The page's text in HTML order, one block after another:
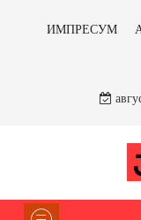
ИМПРЕСУМ